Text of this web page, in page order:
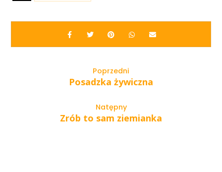
Poprzedni
Posadzka żywiczna
Natępny
Zrób to sam ziemianka